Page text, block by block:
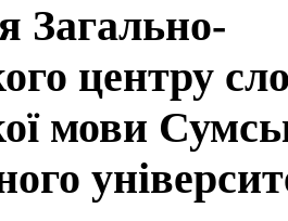
Загально-
центру
мови